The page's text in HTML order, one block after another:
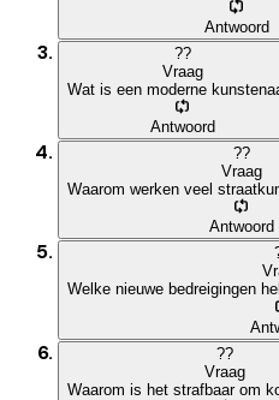
Antwoord
??
Vraag
Wat is een moderne
Antwoord
??
Vraag
Waarom werken veel
Antwoord
Welke nieuwe bedreigingen
??
Vraag
Waarom is het strafbaar om